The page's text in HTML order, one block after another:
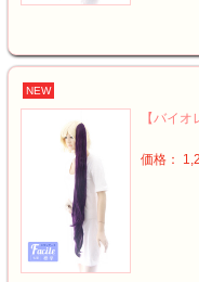
NEW
【バイ
価格：